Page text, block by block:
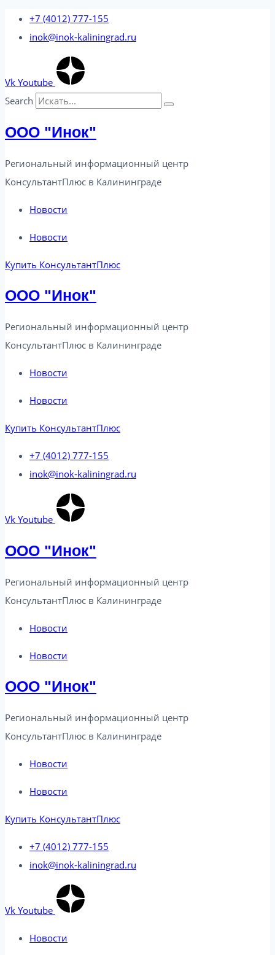
Перейти
содержимому
+7 (4012) 777-155
inok@inok-kaliningrad.ru
Vk Youtube
Search
ООО "Инок"
Региональный информационный центр
КонсультантПлюс в Калининграде​
Новости
Новости
Купить КонсультантПлюс
ООО "Инок"
Региональный информационный центр
КонсультантПлюс в Калининграде​
Новости
Новости
Купить КонсультантПлюс
+7 (4012) 777-155
inok@inok-kaliningrad.ru
Vk Youtube
ООО "Инок"
Региональный информационный центр
КонсультантПлюс в Калининграде​
Новости
Новости
ООО "Инок"
Региональный информационный центр
КонсультантПлюс в Калининграде​
Новости
Новости
Купить КонсультантПлюс
+7 (4012) 777-155
inok@inok-kaliningrad.ru
Vk Youtube
Новости